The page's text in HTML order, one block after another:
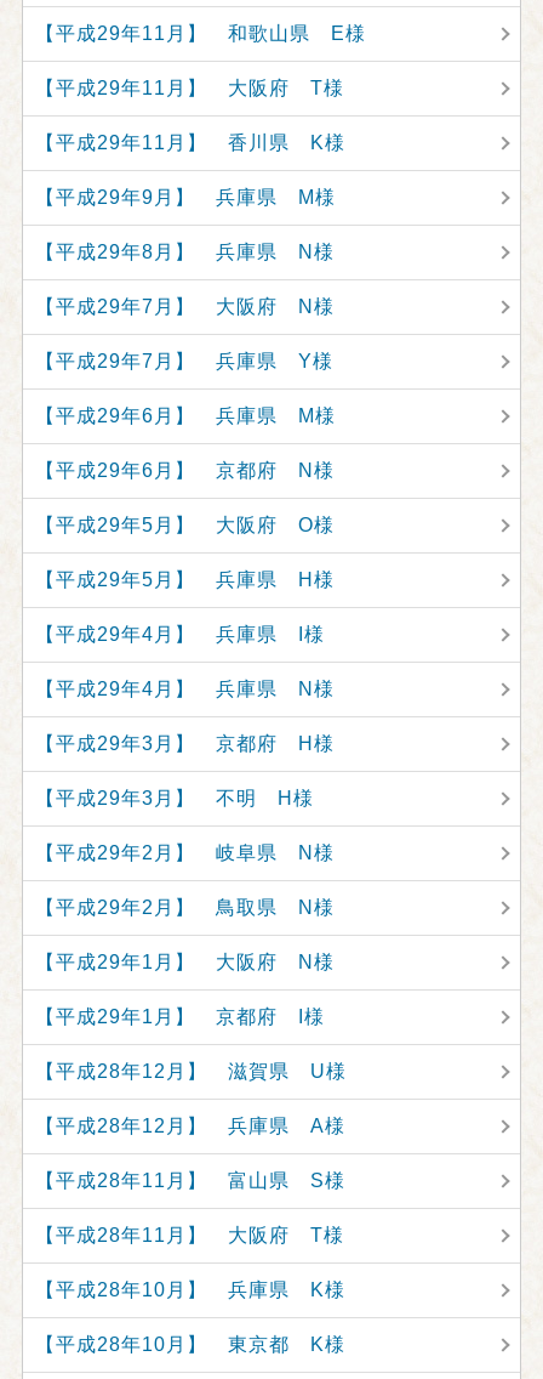
【平成29年11月】 和歌山県 E様
【平成29年11月】 大阪府 T様
【平成29年11月】 香川県 K様
【平成29年9月】 兵庫県 M様
【平成29年8月】 兵庫県 N様
【平成29年7月】 大阪府 N様
【平成29年7月】 兵庫県 Y様
【平成29年6月】 兵庫県 M様
【平成29年6月】 京都府 N様
【平成29年5月】 大阪府 O様
【平成29年5月】 兵庫県 H様
【平成29年4月】 兵庫県 I様
【平成29年4月】 兵庫県 N様
【平成29年3月】 京都府 H様
【平成29年3月】 不明 H様
【平成29年2月】 岐阜県 N様
【平成29年2月】 鳥取県 N様
【平成29年1月】 大阪府 N様
【平成29年1月】 京都府 I様
【平成28年12月】 滋賀県 U様
【平成28年12月】 兵庫県 A様
【平成28年11月】 富山県 S様
【平成28年11月】 大阪府 T様
【平成28年10月】 兵庫県 K様
【平成28年10月】 東京都 K様